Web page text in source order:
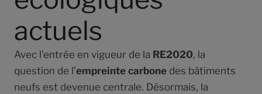
actuels
Avec l’entrée en vigueur de la RE2020, la
question de l’empreinte carbone des bâtiments
neufs est devenue centrale. Désormais, la